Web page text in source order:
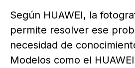
Según HUAWEI, la
permite resolver ese
necesidad de
Modelos como el